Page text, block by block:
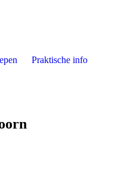
Praktische info